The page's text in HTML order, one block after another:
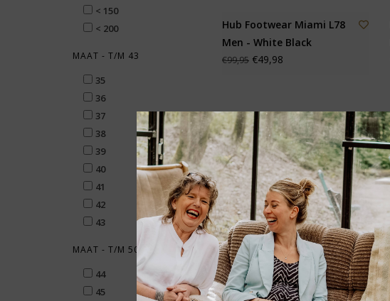
< 150
< 200
MAAT - T/M 43
35
36
37
38
39
40
41
42
43
MAAT - T/M 50
44
45
Hub Footwear Miami L78
Men - White Black
€99,95 €49,98